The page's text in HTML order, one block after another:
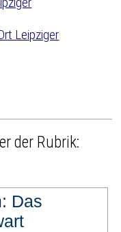
der Rubrik:
Das